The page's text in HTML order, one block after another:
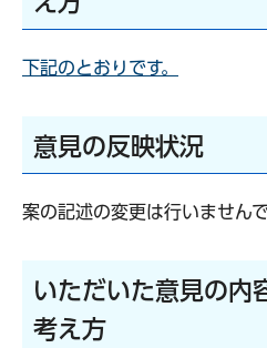
下記のとおりです。
意見の反映状況
案の記述の変更は行いませんで
いただいた意見の内
考え方